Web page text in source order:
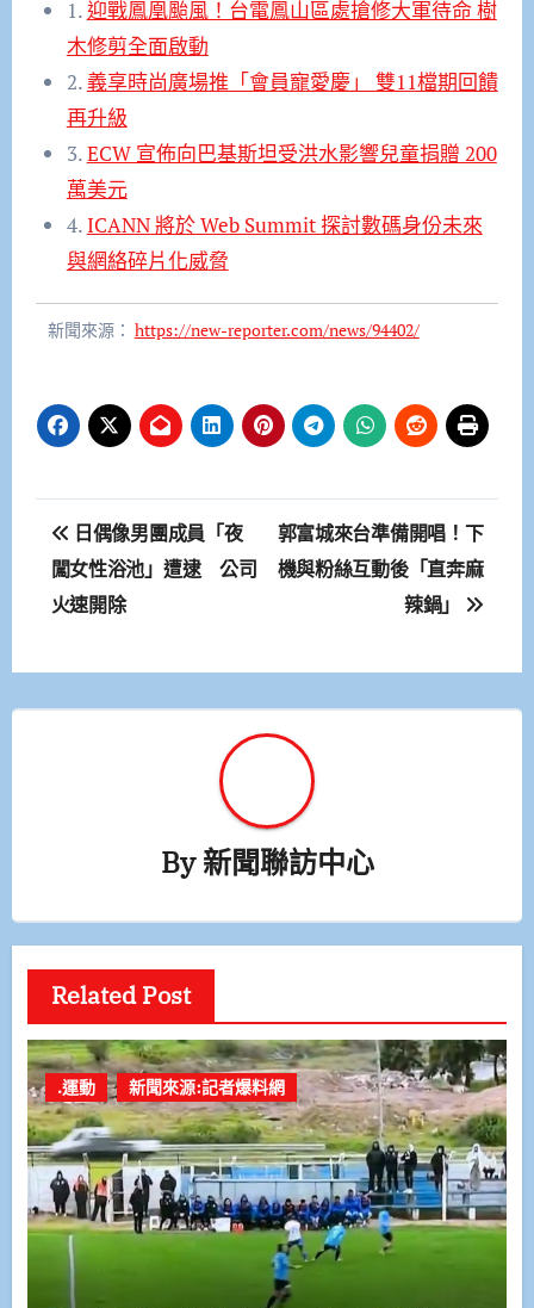
1.迎戰鳳凰颱風！台電鳳山區處搶修大軍待命 樹
木修剪全面啟動
2. 義享時尚廣場推「會員寵愛慶」 雙11檔期回饋
再升級
3.ECW 宣佈向巴基斯坦受洪水影響兒童捐贈 200
萬美元
4. ICANN 將於 Web Summit 探討數碼身份未來
與網絡碎片化威脅
新聞來源： https://new-reporter.com/news/94402/
文
章
導
覽
日偶像男團成員「夜
闖女性浴池」遭逮 公司
火速開除
郭富城來台準備開唱！下
機與粉絲互動後「直奔麻
辣鍋」
By新聞聯訪中心
Related Post
.運動 新聞來源:記者爆料網